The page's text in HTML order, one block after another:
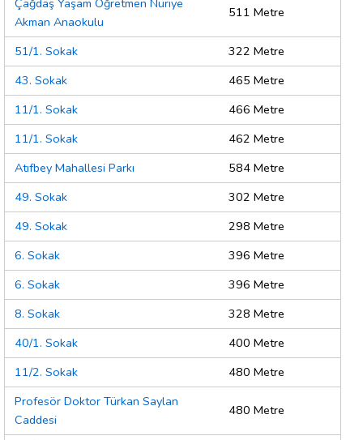
Çağdaş Yaşam Öğretmen Nuriye
Akman Anaokulu
511 Metre
51/1. Sokak
322 Metre
43. Sokak
465 Metre
11/1. Sokak
466 Metre
11/1. Sokak
462 Metre
Atıfbey Mahallesi Parkı
584 Metre
49. Sokak
302 Metre
49. Sokak
298 Metre
6. Sokak
396 Metre
6. Sokak
396 Metre
8. Sokak
328 Metre
40/1. Sokak
400 Metre
11/2. Sokak
480 Metre
Profesör Doktor Türkan Saylan
Caddesi
480 Metre